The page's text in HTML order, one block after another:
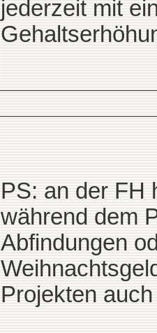
jederzeit mit
PS: an der FH
während dem
Abfindungen
Projekten